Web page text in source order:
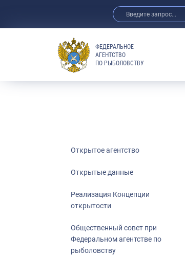
ФЕДЕРАЛЬНОЕ
АГЕНТСТВО
ПО РЫБОЛОВСТВУ
Открытое агентство
Открытые данные
Реализация Концепции
открытости
Общественный совет при
Федеральном агентстве по
рыболовству